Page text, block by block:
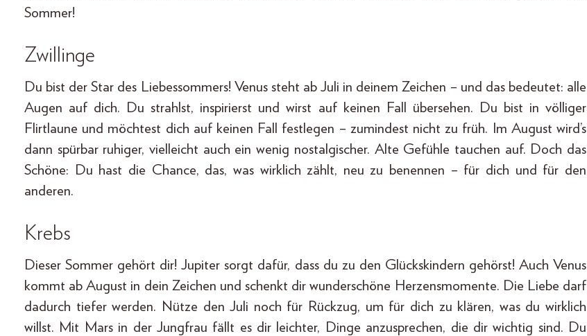
Sommer!
Zwillinge
Du bist der Star des Liebessommers! Venus steht ab Juli in deinem Zeichen – und das bedeutet: alle
Augen auf dich. Du strahlst, inspirierst und wirst auf keinen Fall übersehen. Du bist in völliger
Flirtlaune und möchtest dich auf keinen Fall festlegen – zumindest nicht zu früh. Im August wird’s
dann spürbar ruhiger, vielleicht auch ein wenig nostalgischer. Alte Gefühle tauchen auf. Doch das
Schöne: Du hast die Chance, das, was wirklich zählt, neu zu benennen – für dich und für den
anderen.
Krebs
Dieser Sommer gehört dir! Jupiter sorgt dafür, dass du zu den Glückskindern gehörst! Auch Venus
kommt ab August in dein Zeichen und schenkt dir wunderschöne Herzensmomente. Die Liebe darf
dadurch tiefer werden. Nütze den Juli noch für Rückzug, um für dich zu klären, was du wirklich
willst. Mit Mars in der Jungfrau fällt es dir leichter, Dinge anzusprechen, die dir wichtig sind. Du